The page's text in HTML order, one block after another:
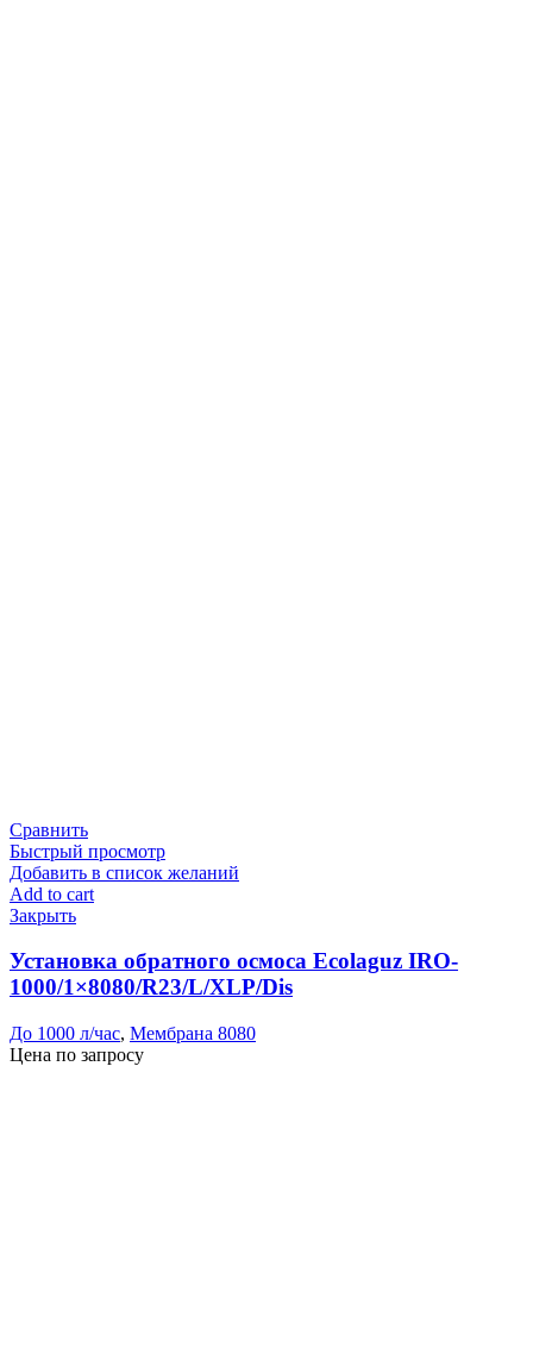
Сравнить
Быстрый просмотр
Добавить в список желаний
Add to cart
Закрыть
Установка обратного осмоса Ecolaguz IRO-
1000/1×8080/R23/L/XLP/Dis
До 1000 л/час, Мембрана 8080
Цена по запросу